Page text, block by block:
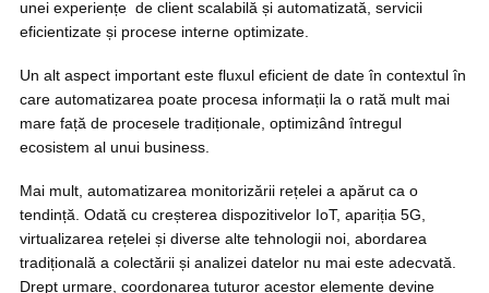
unei experiențe de client scalabilă și automatizată, servicii
eficientizate și procese interne optimizate.
Un alt aspect important este fluxul eficient de date în contextul în
care automatizarea poate procesa informații la o rată mult mai
mare față de procesele tradiționale, optimizând întregul
ecosistem al unui business.
Mai mult, automatizarea monitorizării rețelei a apărut ca o
tendință. Odată cu creșterea dispozitivelor IoT, apariția 5G,
virtualizarea rețelei și diverse alte tehnologii noi, abordarea
tradițională a colectării și analizei datelor nu mai este adecvată.
Drept urmare, coordonarea tuturor acestor elemente devine